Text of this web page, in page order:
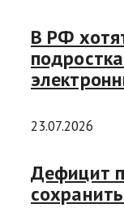
В РФ
23.07.2026
Дефицит